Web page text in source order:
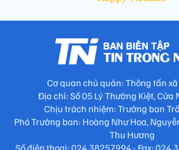
Cơ quan chủ quản: Thông tấn
Địa chỉ: Số 05 Lý Thường Kiệt, Cửa
Chịu trách nhiệm: Trưởng ban
Phó Trưởng ban: Hoàng Như Hoa,
Thu Hương